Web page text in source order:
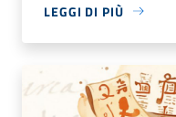
LEGGI DI PIÙ